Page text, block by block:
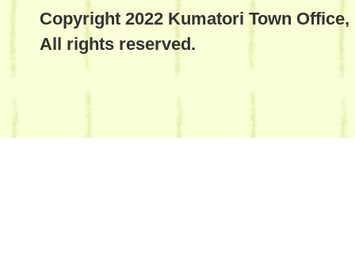
Copyright 2022 Kumatori Town Office,
All rights reserved.